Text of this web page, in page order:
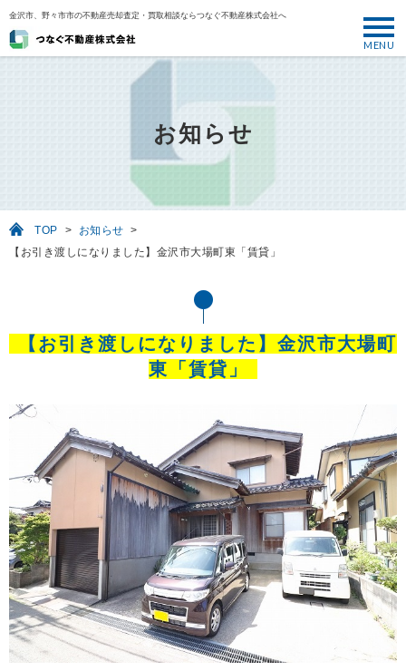
金沢市、野々市市の不動産売却査定・買取相談ならつなぐ不動産株式会社へ
MENU
BUY
買いたい
REASON
つなぐ不動産株式会社が
選ばれる理由
COMPANY
会社案内
お知らせ
TOP > お知らせ >
【お引き渡しになりました】金沢市大場町東「賃貸」
【お引き渡しになりました】金沢市大場町
東「賃貸」